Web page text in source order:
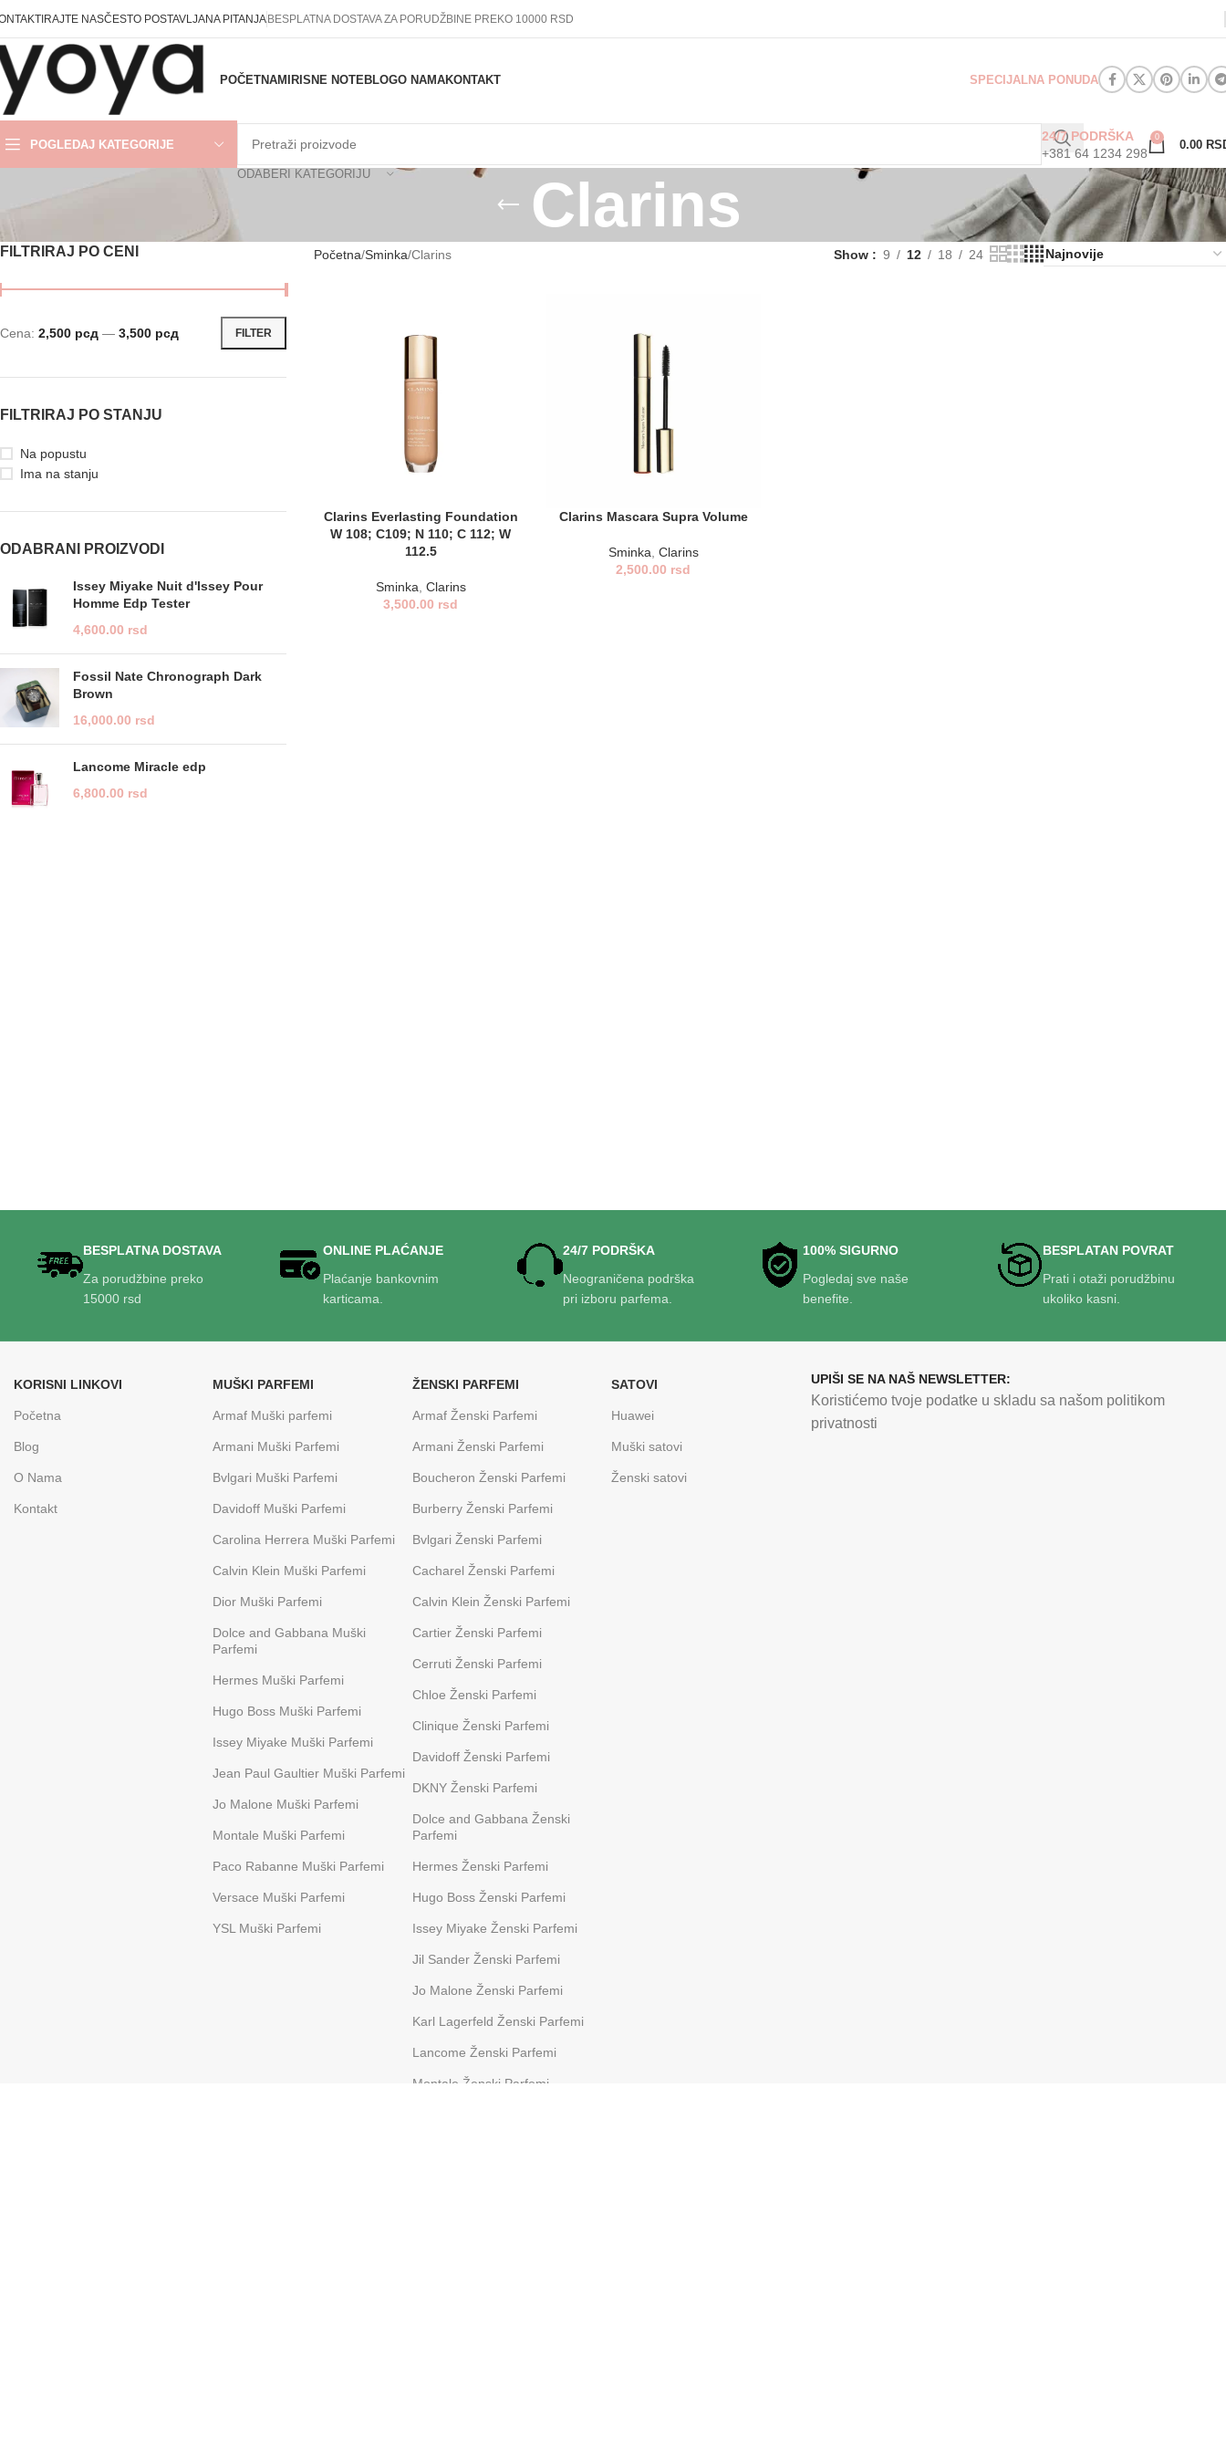
NASČESTO POSTAVLJANA PITANJABESPLATNA DOSTAVA ZA PORUDŽBINE PREKO 10000 RSD
POČETNAMIRISNE NOTEBLOGO NAMAKONTAKT SPECIJALNA PONUDA
POGLEDAJ KATEGORIJE
ODABERI KATEGORIJU
24/7 PODRŠKA
+381 64 1234 298
0
0.00
Clarins
FILTRIRAJ PO CENI
FILTER
Cena: 2,500 рсд — 3,500 рсд
FILTRIRAJ PO STANJU
Na popustu
Ima na stanju
ODABRANI PROIZVODI
Issey Miyake Nuit d'Issey Pour
Homme Edp Tester
4,600.00 rsd
Fossil Nate Chronograph Dark
Brown
16,000.00 rsd
Lancome Miracle edp
6,800.00 rsd
Početna Sminka Clarins Show 9 12 18 24
Clarins Everlasting Foundation
W 108; C109; N 110; C 112; W
112.5
Sminka Clarins
3,500.00 rsd
Clarins Mascara Supra Volume
Sminka Clarins
2,500.00 rsd
BESPLATNA DOSTAVA
Za porudžbine preko
15000 rsd
ONLINE PLAĆANJE
Plaćanje bankovnim
karticama.
24/7 PODRŠKA
Neograničena podrška
pri izboru parfema.
100% SIGURNO
Pogledaj sve naše
benefite.
BESPLATAN POVRAT
Prati i otaži porudžbinu
ukoliko kasni.
KORISNI LINKOVI
Početna
Blog
O Nama
Kontakt
MUŠKI PARFEMI
Armaf Muški parfemi
Armani Muški Parfemi
Bvlgari Muški Parfemi
Davidoff Muški Parfemi
Carolina Herrera Muški Parfemi
Calvin Klein Muški Parfemi
Dior Muški Parfemi
Dolce and Gabbana Muški
Parfemi
Hermes Muški Parfemi
Hugo Boss Muški Parfemi
Issey Miyake Muški Parfemi
Jean Paul Gaultier Muški Parfemi
Jo Malone Muški Parfemi
Montale Muški Parfemi
Paco Rabanne Muški Parfemi
Versace Muški Parfemi
YSL Muški Parfemi
ŽENSKI PARFEMI
Armaf Ženski Parfemi
Armani Ženski Parfemi
Boucheron Ženski Parfemi
Burberry Ženski Parfemi
Bvlgari Ženski Parfemi
Cacharel Ženski Parfemi
Calvin Klein Ženski Parfemi
Cartier Ženski Parfemi
Cerruti Ženski Parfemi
Chloe Ženski Parfemi
Clinique Ženski Parfemi
Davidoff Ženski Parfemi
DKNY Ženski Parfemi
Dolce and Gabbana Ženski
Parfemi
Hermes Ženski Parfemi
Hugo Boss Ženski Parfemi
Issey Miyake Ženski Parfemi
Jil Sander Ženski Parfemi
Jo Malone Ženski Parfemi
Karl Lagerfeld Ženski Parfemi
Lancome Ženski Parfemi
Montale Ženski Parfemi
SATOVI
Huawei
Muški satovi
Ženski satovi
UPIŠI SE NA NAŠ NEWSLETTER:
Koristićemo tvoje podatke u skladu sa našom politikom
privatnosti